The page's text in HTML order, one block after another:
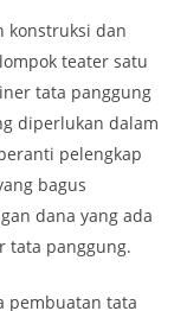
konstruksi dan
teater satu
tata panggung
diperlukan dalam
pelengkap
bagus
dana yang ada
tata panggung.
pembuatan tata